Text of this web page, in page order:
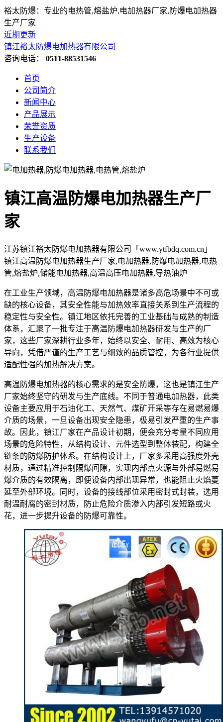
裕太防爆：专业的电热管,熔盐炉,电加热器厂家,防爆电加热器
生产厂家
近期更新
镇江裕太防爆电加热器有限公司
咨询电话： 0511-88531546
首页
公司简介
新闻中心
产品展示
荣誉资质
生产设备
联系我们
镇江高温防爆电加热器生产厂
家
江苏镇江裕太防爆电加热器有限公司「www.ytfbdq.com.cn」
镇江高温防爆电加热器生产厂家,电加热器,防爆电加热器,电热
管,熔盐炉,储能电加热器,高温高压电加热器,导热油炉
在工业生产领域，高温防爆电加热器是诸多高危场景中不可或
缺的核心设备，其安全性能与加热效率直接关系到生产流程的
稳定性与安全性。镇江地区依托完善的工业基础与成熟的制造
体系，汇聚了一批专注于高温防爆电加热器研发与生产的厂
家，这些厂家深耕行业多年，始终以安全、耐用、高效为核心
导向，凭借严谨的生产工艺与细致的品质管控，为各行业提供
适配性强的加热解决方案。
高温防爆电加热器的核心需求的是安全防爆，这也是镇江生产
厂家始终坚守的研发与生产底线。不同于普通电加热器，此类
设备主要应用于石油化工、天然气、煤矿开采等存在易燃易爆
介质的场景，一旦设备出现安全隐患，极易引发严重的生产事
故。因此，镇江厂家在产品设计初期，便会充分考量不同应用
场景的危险特性，从结构设计、元件选型到整体装配，构建全
链条的防爆防护体系。在结构设计上，厂家多采用高强度外壳
材质，通过精准控制隔爆间隙，实现内部点火源与外部易燃易
爆介质的有效隔离，即便设备内部出现异常，也能阻止火焰蔓
延至外部环境。同时，设备的接线部位采用密封式封装，选用
耐温耐腐的密封材质，防止危险介质渗入内部引发短路或火
花，进一步提升设备的防爆可靠性。